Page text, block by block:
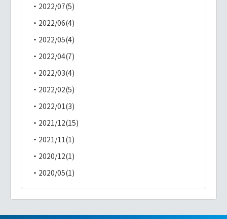
2022/07(5)
2022/06(4)
2022/05(4)
2022/04(7)
2022/03(4)
2022/02(5)
2022/01(3)
2021/12(15)
2021/11(1)
2020/12(1)
2020/05(1)